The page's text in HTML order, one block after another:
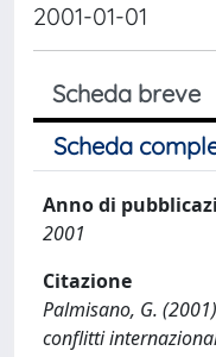
2001-01-01
Scheda breve
Scheda
Anno di
2001
Citazione
Palmisano, G.
conflitti